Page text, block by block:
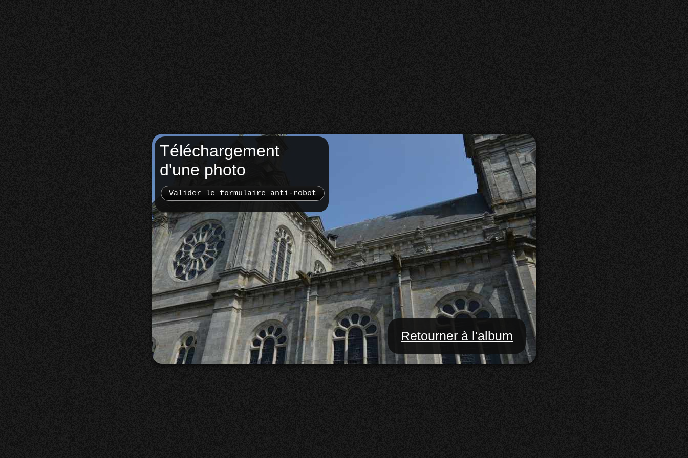
Téléchargement
d'une photo
Retourner à l'album